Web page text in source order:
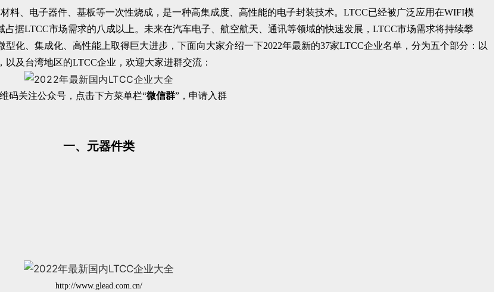
料、电子器件、基板等一次性烧成，是一种高集成度、高性能的电子封装技术。LTCC已经被广泛应用在WIFI模
据LTCC市场需求的八成以上。未来在汽车电子、航空航天、通讯等领域的快速发展，LTCC市场需求将持续攀
化、集成化、高性能上取得巨大进步，下面向大家介绍一下2022年最新的37家LTCC企业名单，分为五个部分：以
及台湾地区的LTCC企业，欢迎大家进群交流：
码关注公众号，点击下方菜单栏“微信群”，申请入群
一、元器件类
http://www.glead.com.cn/